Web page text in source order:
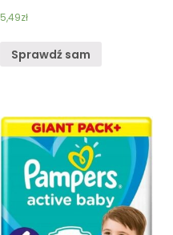
5,49zł
Sprawdź sam